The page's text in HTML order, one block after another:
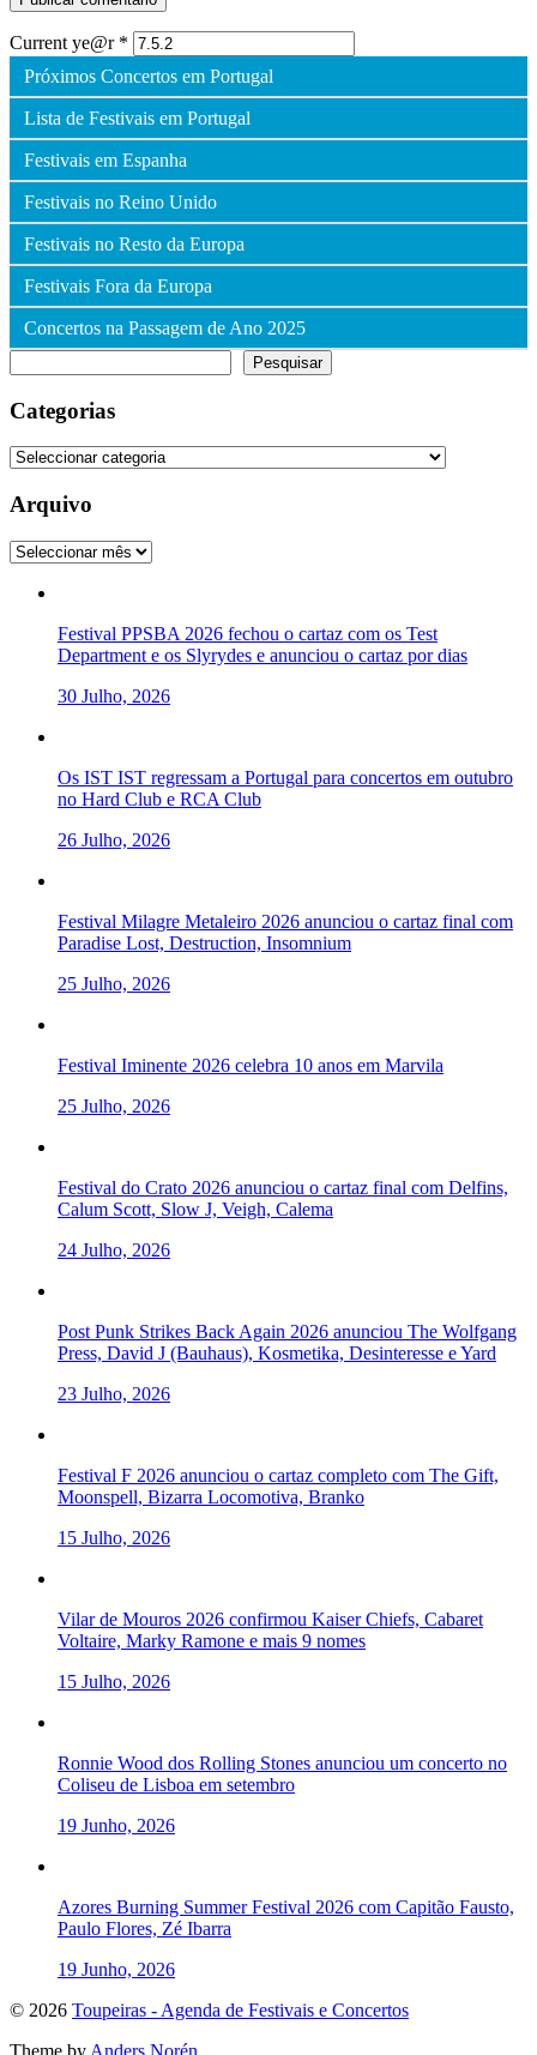
Current ye@r *
Próximos Concertos em Portugal
Lista de Festivais em Portugal
Festivais em Espanha
Festivais no Reino Unido
Festivais no Resto da Europa
Festivais Fora da Europa
Concertos na Passagem de Ano 2025
Pesquisar
Categorias
Categorias
Arquivo
Arquivo
Festival PPSBA 2026 fechou o cartaz com os Test
Department e os Slyrydes e anunciou o cartaz por dias
30 Julho, 2026
Os IST IST regressam a Portugal para concertos em outubro
no Hard Club e RCA Club
26 Julho, 2026
Festival Milagre Metaleiro 2026 anunciou o cartaz final com
Paradise Lost, Destruction, Insomnium
25 Julho, 2026
Festival Iminente 2026 celebra 10 anos em Marvila
25 Julho, 2026
Festival do Crato 2026 anunciou o cartaz final com Delfins,
Calum Scott, Slow J, Veigh, Calema
24 Julho, 2026
Post Punk Strikes Back Again 2026 anunciou The Wolfgang
Press, David J (Bauhaus), Kosmetika, Desinteresse e Yard
23 Julho, 2026
Festival F 2026 anunciou o cartaz completo com The Gift,
Moonspell, Bizarra Locomotiva, Branko
15 Julho, 2026
Vilar de Mouros 2026 confirmou Kaiser Chiefs, Cabaret
Voltaire, Marky Ramone e mais 9 nomes
15 Julho, 2026
Ronnie Wood dos Rolling Stones anunciou um concerto no
Coliseu de Lisboa em setembro
19 Junho, 2026
Azores Burning Summer Festival 2026 com Capitão Fausto,
Paulo Flores, Zé Ibarra
19 Junho, 2026
To
© 2026 Toupeiras - Agenda de Festivais e Concertos
Theme by Anders Norén